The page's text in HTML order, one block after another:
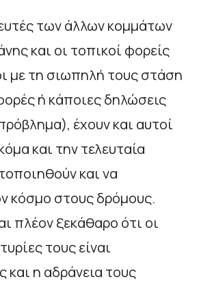
των άλλων κομμάτων
και οι τοπικοί φορείς
με τη σιωπηλή τους στάση
ή κάποιες δηλώσεις
έχουν και αυτοί
και την τελευταία
και να
κόσμο στους δρόμους.
πλέον ξεκάθαρο ότι οι
τους είναι
και η αδράνεια τους